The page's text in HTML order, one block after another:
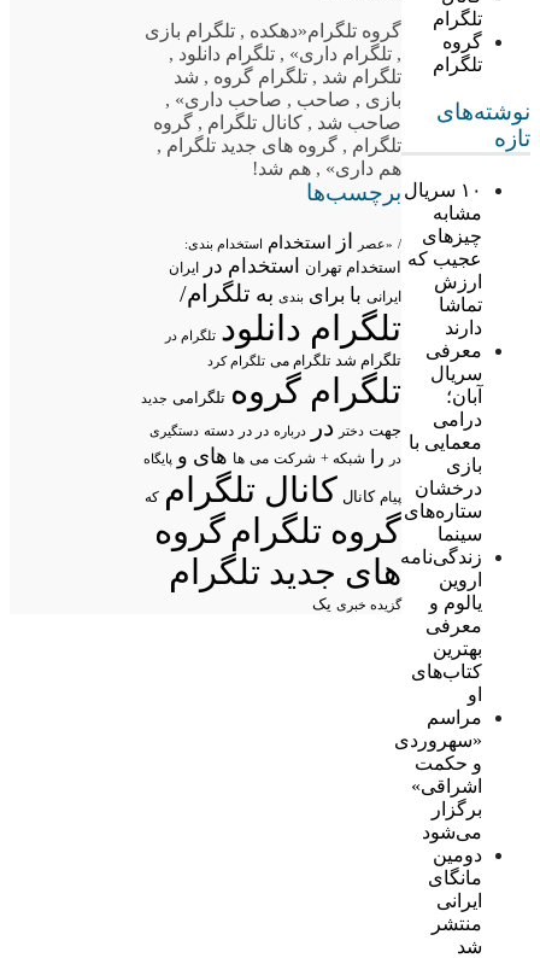
تلگرام
گروه
تلگرام
نوشته‌های
تازه
۱۰ سریال
مشابه
چیزهای
عجیب که
ارزش
تماشا
دارند
معرفی
سریال
آبان؛
درامی
معمایی با
بازی
درخشان
ستاره‌های
سینما
زندگی‌نامه
اروین
یالوم و
معرفی
بهترین
کتاب‌های
او
مراسم
«سهروردی
و حکمت
اشراقی»
برگزار
می‌شود
دومین
مانگای
ایرانی
منتشر
شد
گروه تلگرام«دهکده , تلگرام بازی
, تلگرام داری» , تلگرام دانلود ,
تلگرام شد , تلگرام گروه , شد
بازی , صاحب , صاحب داری» ,
صاحب شد , کانال تلگرام , گروه
تلگرام , گروه های جدید تلگرام ,
هم داری» , هم شد!
برچسب‌ها
/ «عصر از استخدام استخدام بندی:
استخدام تهران استخدام در ایران
ایرانی با برای بندی به تلگرام/
تلگرام دانلود تلگرام در
تلگرام شد تلگرام می تلگرام کرد
تلگرام گروه تلگرامی جدید
جهت دختر در درباره در در دسته دستگیری
در
را شبکه + شرکت می ها های و پایگاه
پیام کانال کانال تلگرام که
گروه تلگرامگروه
های جدید تلگرام
گزیده خبری یک